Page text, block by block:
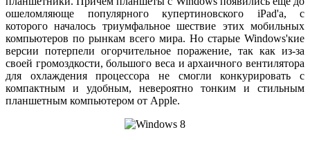
ошеломляюще популярного купертиновского iPad'а, с
которого началось триумфальное шествие этих мобильных
компьютеров по рынкам всего мира. Но старые Windows'кие
версии потерпели огорчительное поражение, так как из-за
своей громоздкости, большого веса и архаичного вентилятора
для охлаждения процессора не смогли конкурировать с
компактным и удобным, невероятно тонким и стильным
планшетным компьютером от Apple.